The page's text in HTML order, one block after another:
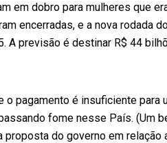
em dobro para mulheres que
encerradas, e a nova rodada
A previsão é destinar R$ 44
pagamento é insuficiente para
fome nesse País. (Um
proposta do governo em relação